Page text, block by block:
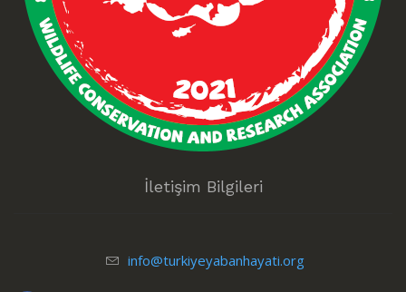
İletişim Bilgileri
info@turkiyeyabanhayati.org